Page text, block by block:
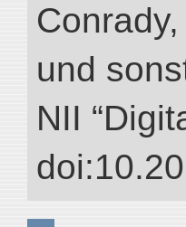
und
NII